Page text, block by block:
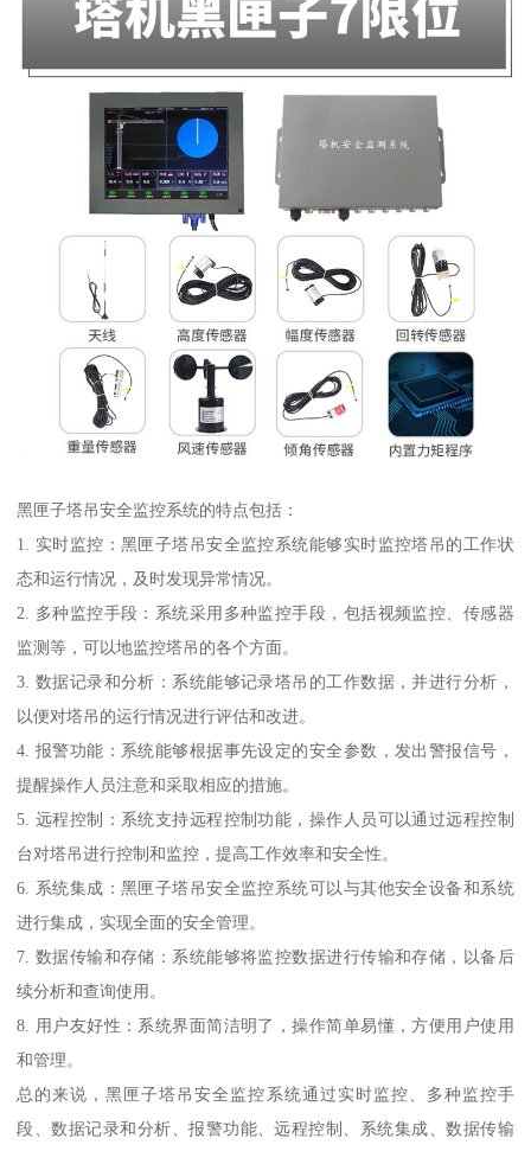
黑匣子塔吊安全监控系统的特点包括：
1. 实时监控：黑匣子塔吊安全监控系统能够实时监控塔吊的工作状
态和运行情况，及时发现异常情况。
2. 多种监控手段：系统采用多种监控手段，包括视频监控、传感器
监测等，可以地监控塔吊的各个方面。
3. 数据记录和分析：系统能够记录塔吊的工作数据，并进行分析，
以便对塔吊的运行情况进行评估和改进。
4. 报警功能：系统能够根据事先设定的安全参数，发出警报信号，
提醒操作人员注意和采取相应的措施。
5. 远程控制：系统支持远程控制功能，操作人员可以通过远程控制
台对塔吊进行控制和监控，提高工作效率和安全性。
6. 系统集成：黑匣子塔吊安全监控系统可以与其他安全设备和系统
进行集成，实现全面的安全管理。
7. 数据传输和存储：系统能够将监控数据进行传输和存储，以备后
续分析和查询使用。
8. 用户友好性：系统界面简洁明了，操作简单易懂，方便用户使用
和管理。
总的来说，黑匣子塔吊安全监控系统通过实时监控、多种监控手
段、数据记录和分析、报警功能、远程控制、系统集成、数据传输